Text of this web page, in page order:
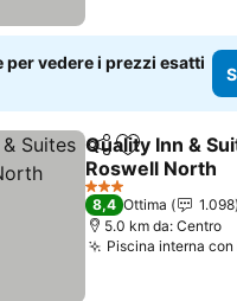
per vedere i prezzi esatti
CondividiAggiungi ai
Quality Inn &
Roswell North
Scopri i prezzi
3 Stelle
8,4 Ottima
1.098
5.0 km da: Centro
Piscina interna